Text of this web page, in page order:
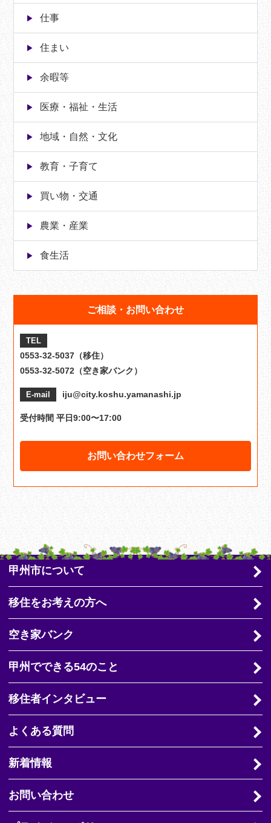
仕事
住まい
余暇等
医療・福祉・生活
地域・自然・文化
教育・子育て
買い物・交通
農業・産業
食生活
ご相談・お問い合わせ
TEL
0553-32-5037（移住）
0553-32-5072（空き家バンク）
E-mail iju@city.koshu.yamanashi.jp
受付時間 平日9:00〜17:00
お問い合わせフォーム
甲州市について
移住をお考えの方へ
空き家バンク
甲州でできる54のこと
移住者インタビュー
よくある質問
新着情報
お問い合わせ